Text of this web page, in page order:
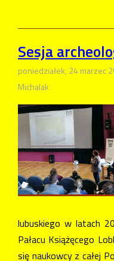
Sesja
poniedziałek, 24 marzec
Michalak
lubuskiego w latach
Pałacu Książęcego
się naukowcy z całej